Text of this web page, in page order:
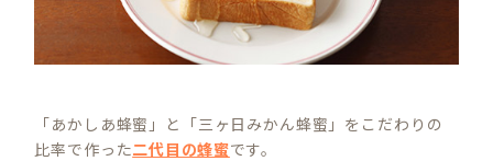
「あかしあ蜂蜜」と「三ヶ日みかん蜂蜜」をこだわりの
比率で作った二代目の蜂蜜です。